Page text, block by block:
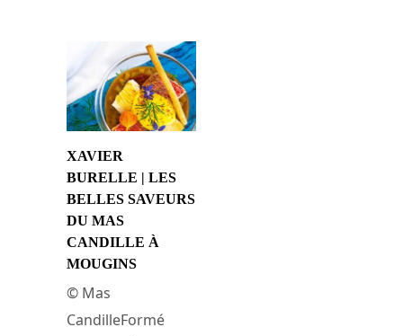
XAVIER
BURELLE | LES
BELLES SAVEURS
DU MAS
CANDILLE À
MOUGINS
© Mas
CandilleFormé